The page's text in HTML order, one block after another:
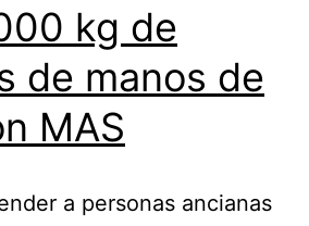
kg de
de manos de
MAS
a personas ancianas